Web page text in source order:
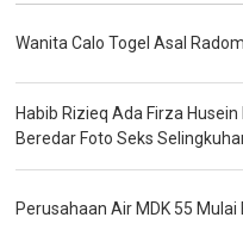
Wanita Calo Togel Asal
Habib Rizieq Ada Firza
Beredar Foto Seks
Perusahaan Air MDK 55 Mulai